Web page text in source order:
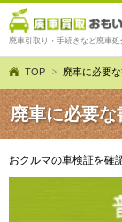
廃車引取り・手続きなど廃車
TOP 廃車に必要
廃車に必要な
おクルマの車検証を確